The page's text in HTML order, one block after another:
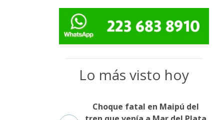
Lo más visto hoy
Choque fatal en Maipú del